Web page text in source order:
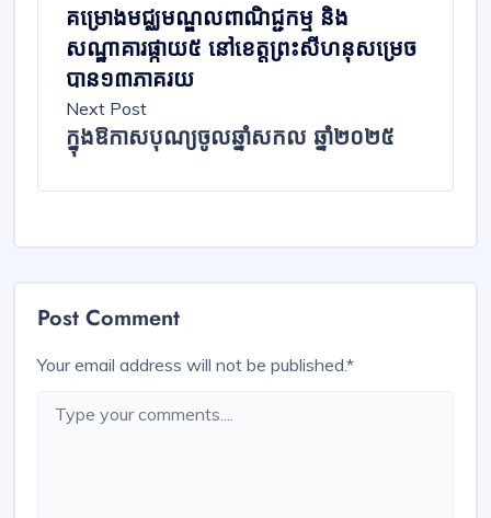
គម្រោងមជ្ឈមណ្ឌល​ពាណិជ្ជកម្ម និង
សណ្ឋាគារ​ផ្កាយ​៥​ នៅខេត្តព្រះសីហនុ​សម្រេច​
បាន១៣ភាគរយ
Next Post
ក្នុងឱកាសបុណ្យចូលឆ្នាំសកល ឆ្នាំ២០២៥
Post Comment
Your email address will not be published.*